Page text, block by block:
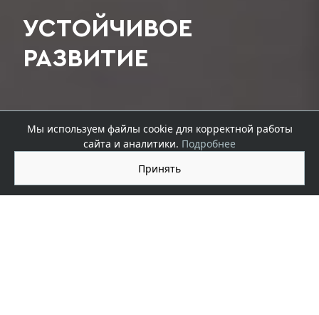
УСТОЙЧИВОЕ
РАЗВИТИЕ
Мы используем файлы cookie для корректной работы
сайта и аналитики. Подробнее
Принять